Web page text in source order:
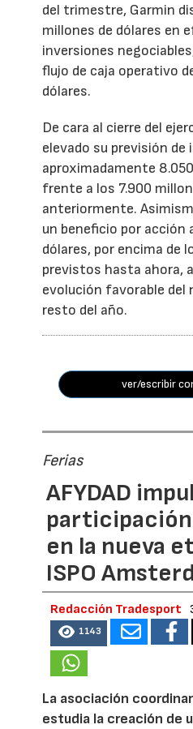
del trimestre, Garmin
millones de dólares en
inversiones
flujo de caja operativo
dólares.
De cara al cierre del
elevado su previsión
aproximadamente
frente a los 7.900
anteriormente.
un beneficio por acción
dólares, por encima de
previstos hasta ahora,
evolución favorable del
resto del año.
ver/escribir
Ferias
AFYDAD
participación
en la nueva
ISPO
Redacción Tradesport
1143
La asociación
estudia la creación de